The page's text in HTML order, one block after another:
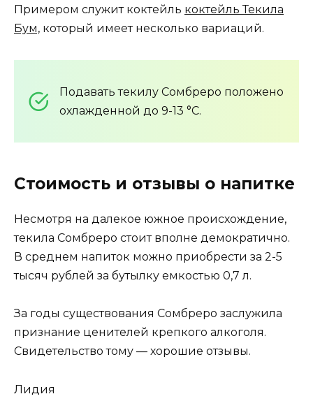
Примером служит коктейль коктейль Текила
Бум, который имеет несколько вариаций.
Подавать текилу Сомбреро положено
охлажденной до 9-13 °C.
Стоимость и отзывы о напитке
Несмотря на далекое южное происхождение,
текила Сомбреро стоит вполне демократично.
В среднем напиток можно приобрести за 2-5
тысяч рублей за бутылку емкостью 0,7 л.
За годы существования Сомбреро заслужила
признание ценителей крепкого алкоголя.
Свидетельство тому — хорошие отзывы.
Лидия